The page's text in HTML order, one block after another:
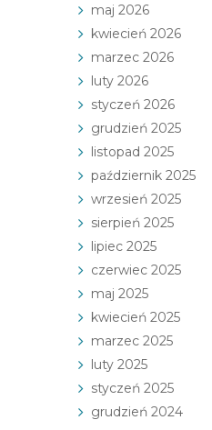
maj 2026
kwiecień 2026
marzec 2026
luty 2026
styczeń 2026
grudzień 2025
listopad 2025
październik 2025
wrzesień 2025
sierpień 2025
lipiec 2025
czerwiec 2025
maj 2025
kwiecień 2025
marzec 2025
luty 2025
styczeń 2025
grudzień 2024